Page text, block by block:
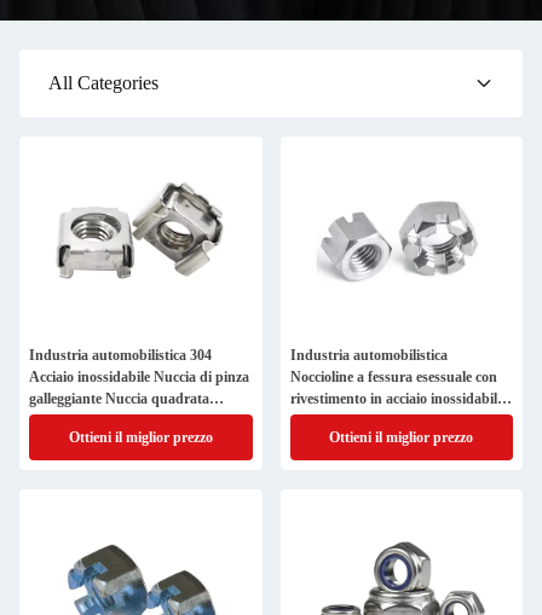
All Categories
Industria automobilistica 304
Acciaio inossidabile Nuccia di pinza
galleggiante Nuccia quadrata
Fasciatore di foglio
Ottieni il miglior prezzo
Industria automobilistica
Noccioline a fessura esessuale con
rivestimento in acciaio inossidabile
304
Ottieni il miglior prezzo